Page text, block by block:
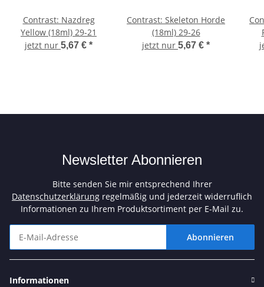
Contrast: Nazdreg
Yellow (18ml) 29-21
jetzt nur 5,67 € *
Contrast: Skeleton Horde
(18ml) 29-26
jetzt nur 5,67 € *
Newsletter Abonnieren
Bitte senden Sie mir entsprechend Ihrer
Datenschutzerklärung regelmäßig und jederzeit widerruflich
Informationen zu Ihrem Produktsortiment per E-Mail zu.
Abonnieren
Informationen